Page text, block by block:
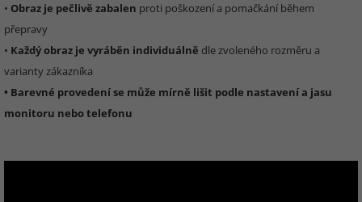
• Obraz je pečlivě zabalen proti poškození a pomačkání během
přepravy
• Každý obraz je vyráběn individuálně dle zvoleného rozměru a
varianty zákazníka
• Barevné provedení se může mírně lišit podle nastavení a jasu
monitoru nebo telefonu